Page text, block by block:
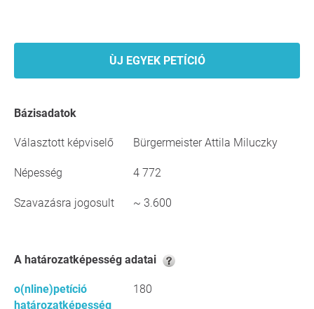
ÙJ EGYEK PETÍCIÓ
Bázisadatok
Választott képviselő Bürgermeister Attila Miluczky
Népesség 4 772
Szavazásra jogosult ~ 3.600
A határozatképesség adatai
o(nline)petíció
határozatképesség
180